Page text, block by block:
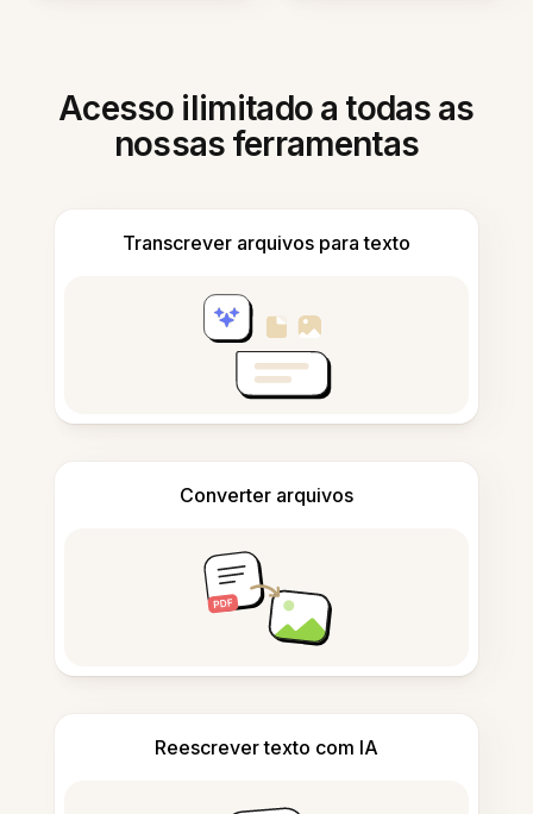
Acesso ilimitado a todas as
nossas ferramentas
Transcrever arquivos para texto
Converter arquivos
Reescrever texto com IA